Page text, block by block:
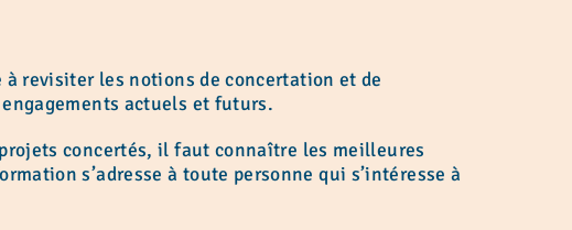
revisiter les notions de concertation et de
actuels et futurs.
concertés, il faut connaître les meilleures
s’adresse à toute personne qui s’intéresse à